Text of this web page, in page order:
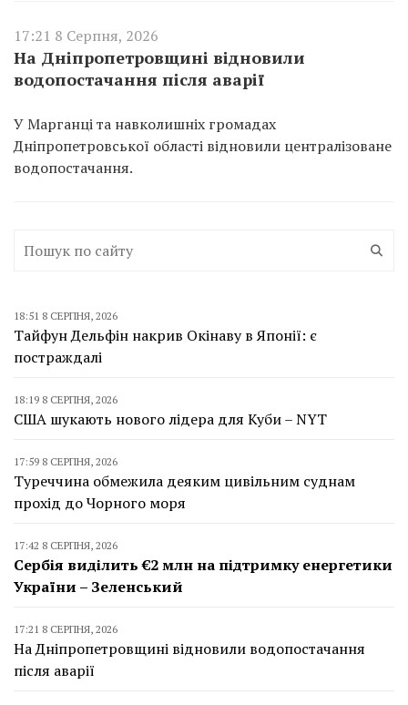
17:21 8 Серпня, 2026
На Дніпропетровщині відновили
водопостачання після аварії
У Марганці та навколишніх громадах
Дніпропетровської області відновили централізоване
водопостачання.
18:51 8 СЕРПНЯ, 2026
Тайфун Дельфін накрив Окінаву в Японії: є
постраждалі
18:19 8 СЕРПНЯ, 2026
США шукають нового лідера для Куби – NYT
17:59 8 СЕРПНЯ, 2026
Туреччина обмежила деяким цивільним суднам
прохід до Чорного моря
17:42 8 СЕРПНЯ, 2026
Сербія виділить €2 млн на підтримку енергетики
України – Зеленський
17:21 8 СЕРПНЯ, 2026
На Дніпропетровщині відновили водопостачання
після аварії